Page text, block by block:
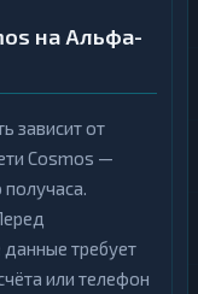
на Альфа-
зависит от
Cosmos —
требует
или телефон